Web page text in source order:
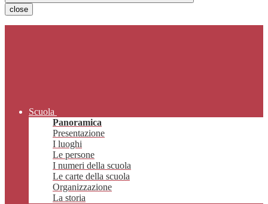
close
Scuola
Panoramica
Presentazione
I luoghi
Le persone
I numeri della scuola
Le carte della scuola
Organizzazione
La storia